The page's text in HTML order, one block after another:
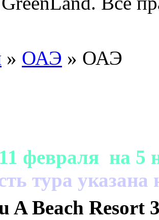
» ОАЭ » ОАЭ
февраля на 5
тура
A Beach Resort